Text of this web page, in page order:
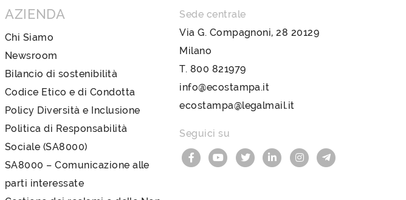
AZIENDA
Chi Siamo
Newsroom
Bilancio di sostenibilità
Codice Etico e di Condotta
Policy Diversità e Inclusione
Politica di Responsabilità
Sociale (SA8000)
SA8000 – Comunicazione alle
parti interessate
Sede centrale
Via G. Compagnoni, 28 20129
Milano
T. 800 821979
info@ecostampa.it
ecostampa@legalmail.it
Seguici su